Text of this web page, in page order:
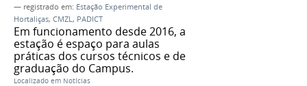
— registrado em: Estação Experimental de
Hortaliças, CMZL, PADICT
Em funcionamento desde 2016, a
estação é espaço para aulas
práticas dos cursos técnicos e de
graduação do Campus.
Localizado em Notícias